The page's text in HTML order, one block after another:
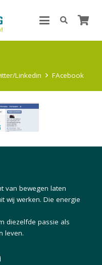
Linkedin FAcebook
van bewegen laten
wij werken. Die energie
diezelfde passie als
leven.